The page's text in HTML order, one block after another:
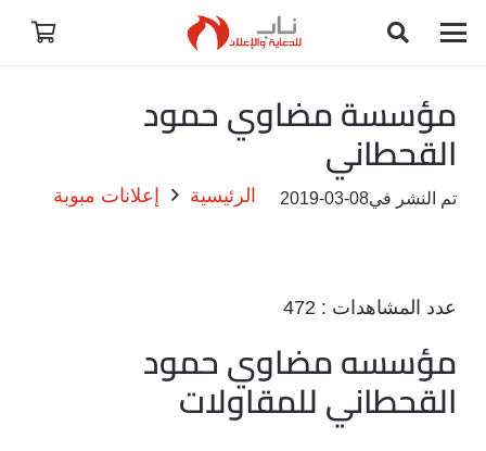
مؤسسة مضاوي حمود
القحطاني
تم النشر في2019-03-08 الرئيسية إعلانات مبوبة
عدد المشاهدات : 472
مؤسسه مضاوي حمود
القحطاني للمقاولات